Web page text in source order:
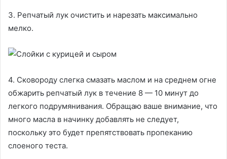
3. Репчатый лук очистить и нарезать максимально
мелко.
4. Сковороду слегка смазать маслом и на среднем огне
обжарить репчатый лук в течение 8 — 10 минут до
легкого подрумянивания. Обращаю ваше внимание, что
много масла в начинку добавлять не следует,
поскольку это будет препятствовать пропеканию
слоеного теста.